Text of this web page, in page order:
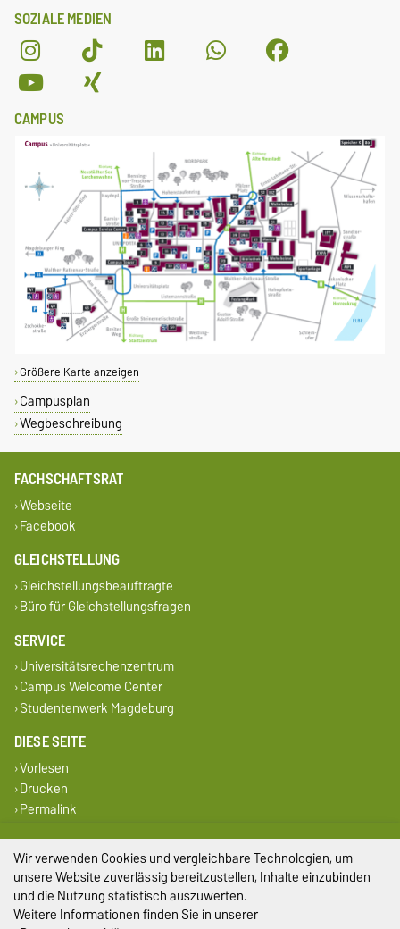
SOZIALE MEDIEN
CAMPUS
Größere Karte anzeigen
Campusplan
Wegbeschreibung
FACHSCHAFTSRAT
Webseite
Facebook
GLEICHSTELLUNG
Gleichstellungsbeauftragte
Büro für Gleichstellungsfragen
SERVICE
Universitätsrechenzentrum
Campus Welcome Center
Studentenwerk Magdeburg
DIESE SEITE
Vorlesen
Drucken
Permalink
Impressum
Datenschutz
Barrierefreiheit
Wir verwenden Cookies und vergleichbare Technologien, um
unsere Website zuverlässig bereitzustellen, Inhalte einzubinden
und die Nutzung statistisch auszuwerten.
Weitere Informationen finden Sie in unserer